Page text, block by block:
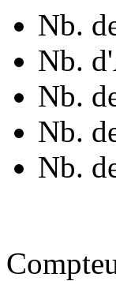
Nb.
Nb.
Nb.
Nb.
Nb.